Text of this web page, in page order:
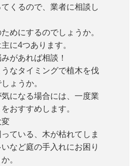
くるので、業者に相談し
めにするのでしょうか。
に4つあります。
があれば相談！
なタイミングで植木を伐
ょうか。
になる場合には、一度業
おすすめします。
ている、木が枯れてしま
など庭の手入れにお困り
。